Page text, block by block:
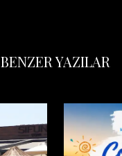
BENZER YAZILAR